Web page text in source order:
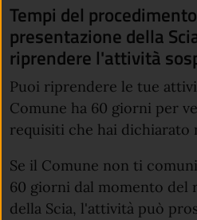
Tempi del
presentazione della
riprendere l'attività
Puoi riprendere le tue
Comune ha 60 giorni per
requisiti che hai dichiarato
Se il Comune non ti
60 giorni dal momento del
della Scia, l'attività può